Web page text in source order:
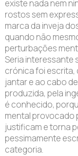
existe nada nem
rostos sem
marca da inveja
quando não
perturbações
Seria interessante
crónica foi escrita,
jantar e ao cabo
produzida, pela
é conhecido,
mental provocado
justificam e torna
pessimamente
categoria.